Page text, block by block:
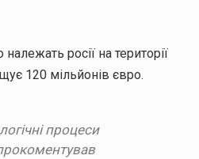
росії на території
120 мільйонів євро.
процеси